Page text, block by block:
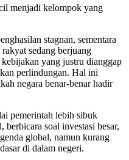
menjadi kelompok yang
stagnan, sementara
sedang berjuang
yang justru dianggap
perlindungan. Hal ini
negara benar-benar hadir
pemerintah lebih sibuk
soal investasi besar,
global, namun kurang
di dalam negeri.